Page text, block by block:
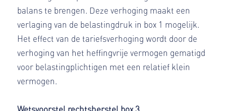
balans te brengen. Deze verhoging maakt een
verlaging van de belastingdruk in box 1 mogelijk.
Het effect van de tariefsverhoging wordt door de
verhoging van het heffingvrije vermogen gematigd
voor belastingplichtigen met een relatief klein
vermogen.